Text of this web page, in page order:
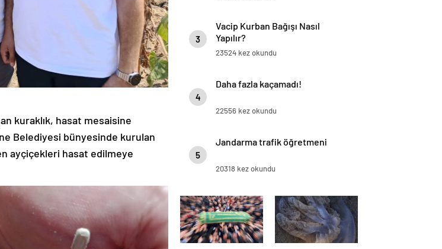
kuraklık, hasat mesaisine
Belediyesi bünyesinde kurulan
ayçiçekleri hasat edilmeye
3
Vacip Kurban Bağışı Nasıl
Yapılır?
23524 kez okundu
4
Daha fazla kaçamadı!
22556 kez okundu
5
Jandarma trafik öğretmeni
20318 kez okundu